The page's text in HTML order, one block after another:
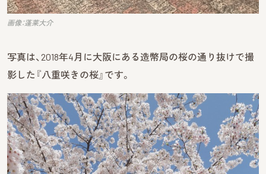
画像：蓬莱大介
写真は、2018年4月に大阪にある造幣局の桜の通り抜けで撮
影した『八重咲きの桜』です。